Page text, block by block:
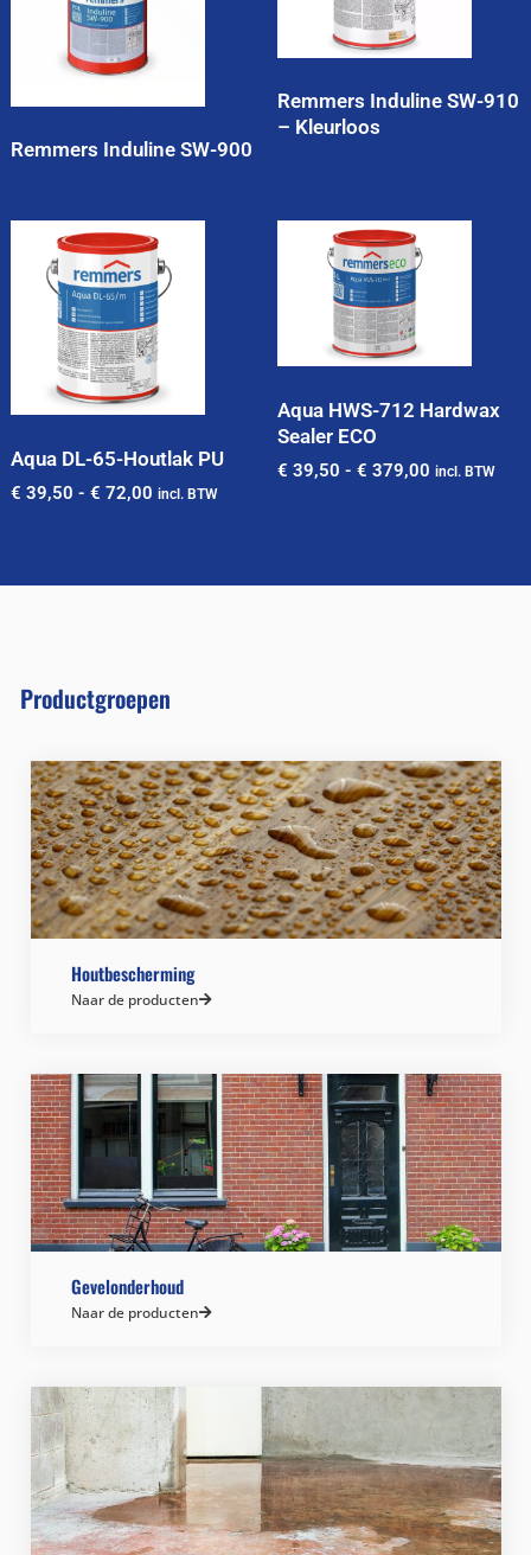
Remmers Induline SW-900
Remmers Induline SW-910
– Kleurloos
Aqua DL-65-Houtlak PU
€ 39,50 - € 72,00 incl. BTW
Aqua HWS-712 Hardwax
Sealer ECO
€ 39,50 - € 379,00 incl. BTW
Productgroepen
Houtbescherming
Naar de producten
Gevelonderhoud
Naar de producten